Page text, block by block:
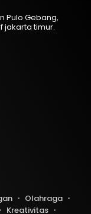
Pulo Gebang,
jakarta timur.
Olahraga
Kreativitas